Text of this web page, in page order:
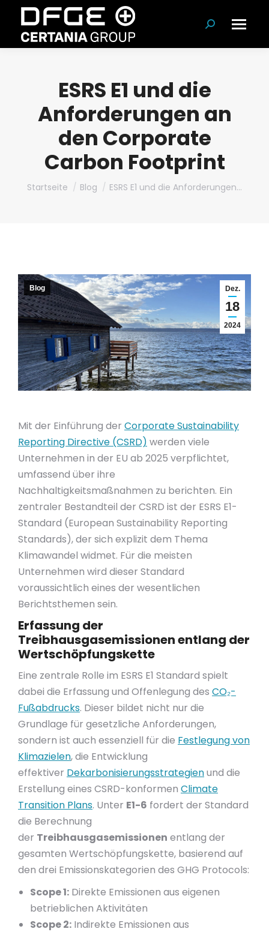
Suchen:
ESRS E1 und die
Anforderungen an
den Corporate
Carbon Footprint
Du bist hier:
Startseite Blog ESRS E1 und die Anforderungen…
Dez.
18
2024
Blog
Mit der Einführung der Corporate Sustainability
Reporting Directive (CSRD) werden viele
Unternehmen in der EU ab 2025 verpflichtet,
umfassend über ihre
Nachhaltigkeitsmaßnahmen zu berichten. Ein
zentraler Bestandteil der CSRD ist der ESRS E1-
Standard (European Sustainability Reporting
Standards), der sich explizit dem Thema
Klimawandel widmet. Für die meisten
Unternehmen wird dieser Standard
voraussichtlich eines der wesentlichen
Berichtsthemen sein.
Erfassung der
Treibhausgasemissionen entlang der
Wertschöpfungskette
Eine zentrale Rolle im ESRS E1 Standard spielt
dabei die Erfassung und Offenlegung des CO₂-
Fußabdrucks. Dieser bildet nicht nur die
Grundlage für gesetzliche Anforderungen,
sondern ist auch essenziell für die Festlegung von
Klimazielen, die Entwicklung
effektiver Dekarbonisierungsstrategienund die
Erstellung eines CSRD-konformen Climate
Transition Plans. Unter E1-6 fordert der Standard
die Berechnung
der Treibhausgasemissionen entlang der
gesamten Wertschöpfungskette, basierend auf
den drei Emissionskategorien des GHG Protocols:
Scope 1: Direkte Emissionen aus eigenen
betrieblichen Aktivitäten
Scope 2: Indirekte Emissionen aus